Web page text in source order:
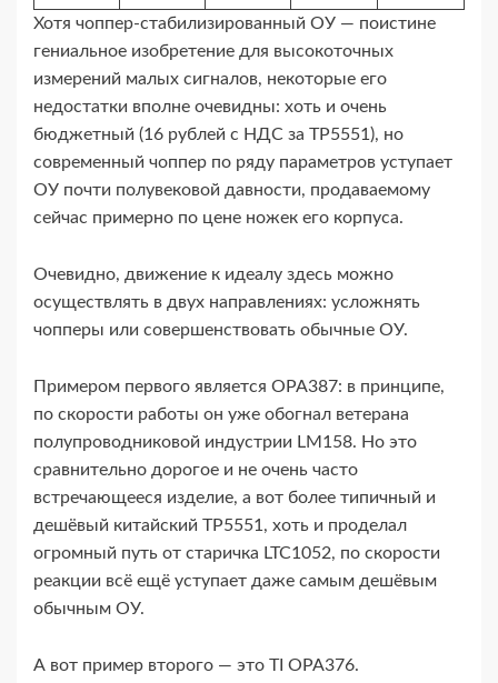
Хотя чоппер-​стабилизированный ОУ — поистине
гениальное изобретение для высокоточных
измерений малых сигналов, некоторые его
недостатки вполне очевидны: хоть и очень
бюджетный (16 рублей с НДС за TP5551), но
современный чоппер по ряду параметров уступает
ОУ почти полувековой давности, продаваемому
сейчас примерно по цене ножек его корпуса.
Очевидно, движение к идеалу здесь можно
осуществлять в двух направлениях: усложнять
чопперы или совершенствовать обычные ОУ.
Примером первого является OPA387: в принципе,
по скорости работы он уже обогнал ветерана
полупроводниковой индустрии LM158. Но это
сравнительно дорогое и не очень часто
встречающееся изделие, а вот более типичный и
дешёвый китайский TP5551, хоть и проделал
огромный путь от старичка LTC1052, по скорости
реакции всё ещё уступает даже самым дешёвым
обычным ОУ.
А вот пример второго — это TI OPA376.